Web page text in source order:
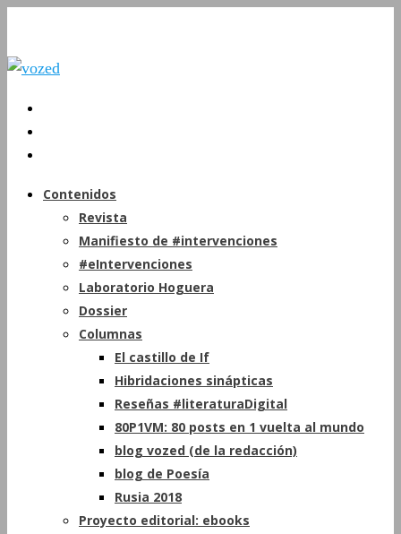
Contenidos
Revista
Manifiesto de #intervenciones
#eIntervenciones
Laboratorio Hoguera
Dossier
Columnas
El castillo de If
Hibridaciones sinápticas
Reseñas #literaturaDigital
80P1VM: 80 posts en 1 vuelta al mundo
blog vozed (de la redacción)
blog de Poesía
Rusia 2018
Proyecto editorial: ebooks